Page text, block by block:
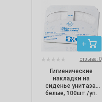
отзыва: 0
Гигиенические
накладки на
сиденье унитаза,
белые, 100шт./уп.